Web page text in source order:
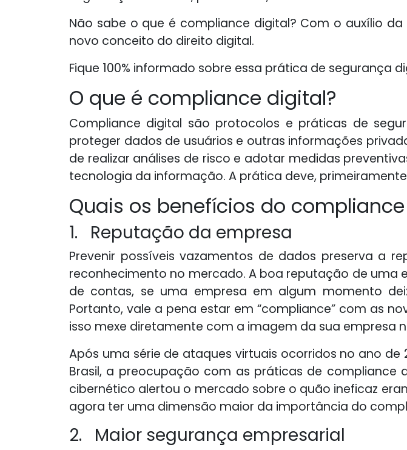
Não sabe o que é compliance digital? Com o auxílio
novo conceito do direito digital.
Fique 100% informado sobre essa prática de segurança
O que é compliance digital?
Compliance digital são protocolos e práticas de
proteger dados de usuários e outras informações
de realizar análises de risco e adotar medidas
tecnologia da informação. A prática deve,
Quais os benefícios do
1. Reputação da empresa
Prevenir possíveis vazamentos de dados preserva a
reconhecimento no mercado. A boa reputação de uma
de contas, se uma empresa em algum momento
Portanto, vale a pena estar em “compliance” com as
isso mexe diretamente com a imagem da sua empresa
Após uma série de ataques virtuais ocorridos no ano de
Brasil, a preocupação com as práticas de compliance
cibernético alertou o mercado sobre o quão ineficaz
agora ter uma dimensão maior da importância do
2. Maior segurança empresarial